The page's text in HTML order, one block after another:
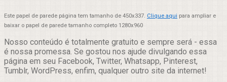
Este papel de parede página tem tamanho de 450x337. Clique aqui para ampliar e
baixar o papel de parede tamanho completo 1280x960
Nosso conteúdo é totalmente gratuito e sempre será - essa
é nossa promessa. Se gostou nos ajude divulgando essa
página em seu Facebook, Twitter, Whatsapp, Pinterest,
Tumblr, WordPress, enfim, qualquer outro site da internet!